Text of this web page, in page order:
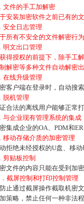
文件的手工加解密
安装加密软件之前已有的
安全日志管理
所有不安全的文件解密行
明文出口管理
得授权的前提下，除手工
解密等多种文件自动解密
在线升级管理
客户端在登录时，自动搜
脱机管理
合法的离线用户能够正常
与企业现有管理系统的集成
集成企业的OA、 PDM和
移动存储介质的加密管理
拒绝未经授权的U盘、移
剪贴板控制
文件的内容只能在受到加
．截屏控制和打印控制管理
止通过截屏操作截取机密
策略，禁止任何一种非法